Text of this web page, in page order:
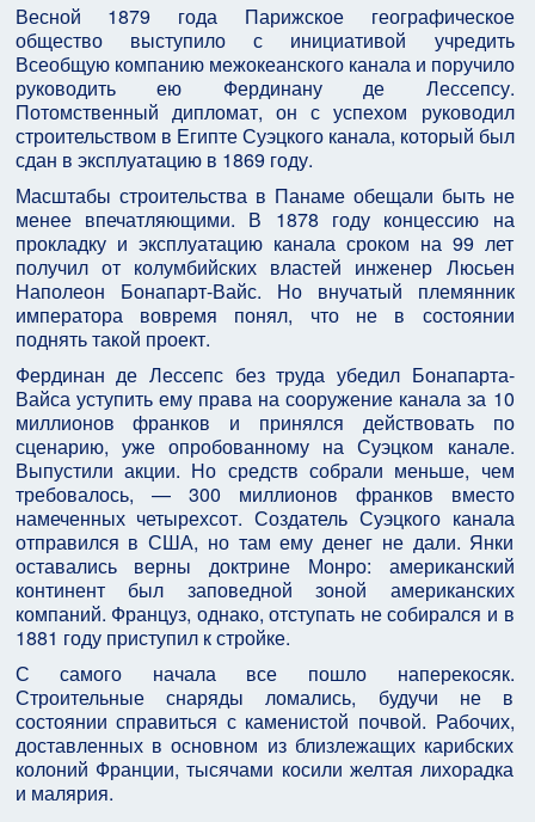
Весной 1879 года Парижское географическое
общество выступило с инициативой учредить
Всеобщую компанию межокеанского канала и поручило
руководить ею Фердинану де Лессепсу.
Потомственный дипломат, он с успехом руководил
строительством в Египте Суэцкого канала, который был
сдан в эксплуатацию в 1869 году.
Масштабы строительства в Панаме обещали быть не
менее впечатляющими. В 1878 году концессию на
прокладку и эксплуатацию канала сроком на 99 лет
получил от колумбийских властей инженер Люсьен
Наполеон Бонапарт-Вайс. Но внучатый племянник
императора вовремя понял, что не в состоянии
поднять такой проект.
Фердинан де Лессепс без труда убедил Бонапарта-
Вайса уступить ему права на сооружение канала за 10
миллионов франков и принялся действовать по
сценарию, уже опробованному на Суэцком канале.
Выпустили акции. Но средств собрали меньше, чем
требовалось, — 300 миллионов франков вместо
намеченных четырехсот. Создатель Суэцкого канала
отправился в США, но там ему денег не дали. Янки
оставались верны доктрине Монро: американский
континент был заповедной зоной американских
компаний. Француз, однако, отступать не собирался и в
1881 году приступил к стройке.
С самого начала все пошло наперекосяк.
Строительные снаряды ломались, будучи не в
состоянии справиться с каменистой почвой. Рабочих,
доставленных в основном из близлежащих карибских
колоний Франции, тысячами косили желтая лихорадка
и малярия.